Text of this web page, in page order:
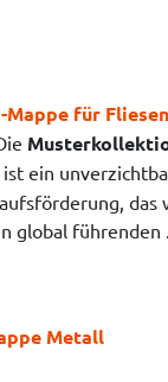
für Fliesen
ein
das
global führenden
Metall